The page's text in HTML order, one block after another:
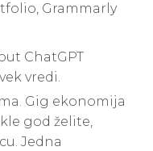
Grammarly
ChatGPT
vredi.
Gig ekonomija
god želite,
Jedna